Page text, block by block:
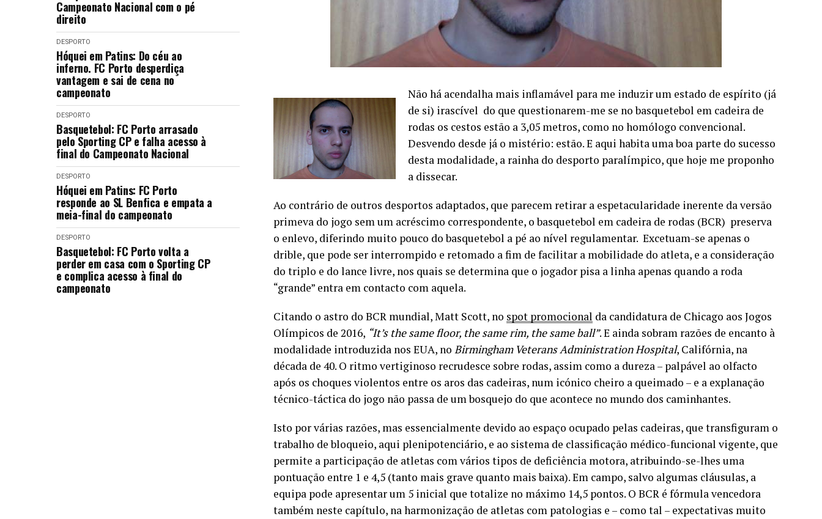
Campeonato Nacional com o pé
direito
DESPORTO
Hóquei em Patins: Do céu ao
inferno. FC Porto desperdiça
vantagem e sai de cena no
campeonato
DESPORTO
Basquetebol: FC Porto arrasado
pelo Sporting CP e falha acesso à
final do Campeonato Nacional
DESPORTO
Hóquei em Patins: FC Porto
responde ao SL Benfica e empata a
meia-final do campeonato
DESPORTO
Basquetebol: FC Porto volta a
perder em casa com o Sporting CP
e complica acesso à final do
campeonato
Não há acendalha mais inflamável para me induzir um estado de espírito (já
de si) irascível do que questionarem-me se no basquetebol em cadeira de
rodas os cestos estão a 3,05 metros, como no homólogo convencional.
Desvendo desde já o mistério: estão. E aqui habita uma boa parte do sucesso
desta modalidade, a rainha do desporto paralímpico, que hoje me proponho
a dissecar.
Ao contrário de outros desportos adaptados, que parecem retirar a espetacularidade inerente da versão
primeva do jogo sem um acréscimo correspondente, o basquetebol em cadeira de rodas (BCR) preserva
o enlevo, diferindo muito pouco do basquetebol a pé ao nível regulamentar. Excetuam-se apenas o
drible, que pode ser interrompido e retomado a fim de facilitar a mobilidade do atleta, e a consideração
do triplo e do lance livre, nos quais se determina que o jogador pisa a linha apenas quando a roda
“grande” entra em contacto com aquela.
Citando o astro do BCR mundial, Matt Scott, no spot promocional da candidatura de Chicago aos Jogos
Olímpicos de 2016, “It’s the same floor, the same rim, the same ball”. E ainda sobram razões de encanto à
modalidade introduzida nos EUA, no Birmingham Veterans Administration Hospital, Califórnia, na
década de 40. O ritmo vertiginoso recrudesce sobre rodas, assim como a dureza – palpável ao olfacto
após os choques violentos entre os aros das cadeiras, num icónico cheiro a queimado – e a explanação
técnico-táctica do jogo não passa de um bosquejo do que acontece no mundo dos caminhantes.
Isto por várias razões, mas essencialmente devido ao espaço ocupado pelas cadeiras, que transfiguram o
trabalho de bloqueio, aqui plenipotenciário, e ao sistema de classificação médico-funcional vigente, que
permite a participação de atletas com vários tipos de deficiência motora, atribuindo-se-lhes uma
pontuação entre 1 e 4,5 (tanto mais grave quanto mais baixa). Em campo, salvo algumas cláusulas, a
equipa pode apresentar um 5 inicial que totalize no máximo 14,5 pontos. O BCR é fórmula vencedora
também neste capítulo, na harmonização de atletas com patologias e – como tal – expectativas muito